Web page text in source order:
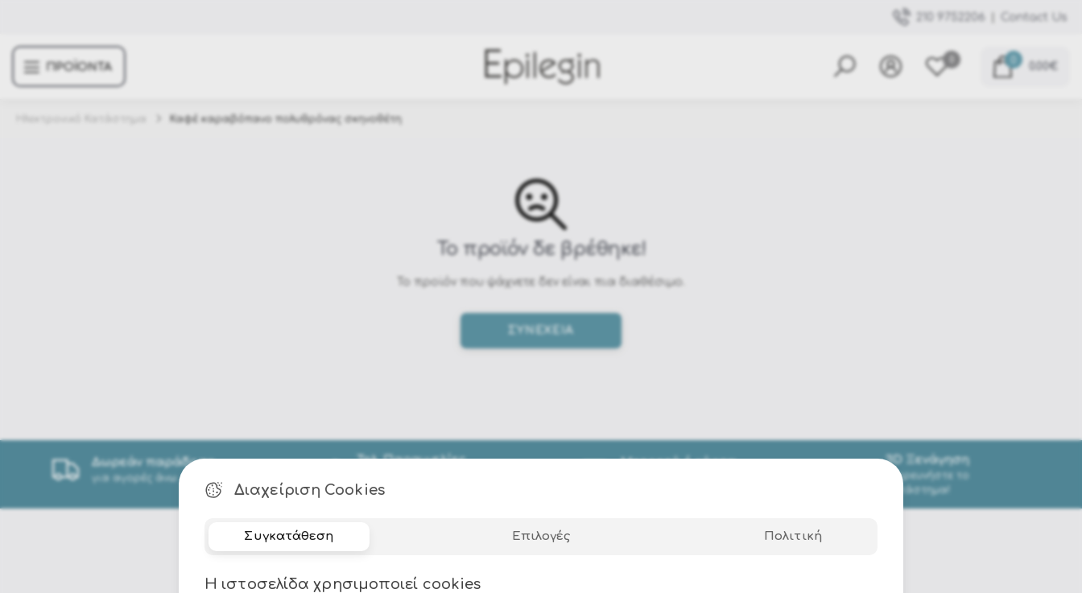
210 9752206 Contact Us
ΠΡΟΪΟΝΤΑ 0.00€
Καφέ καραβόπανο πολυθρόνας σκηνοθέτη
Το προϊόν δε βρέθηκε!
Το προϊόν που ψάχνετε δεν είναι πια διαθέσιμο.
Δωρεάν παράδοση
για αγορές άνω των 49€
Τηλ. Παραγγελίες
9758010
Μετρητά ή κάρτα 3D Ξενάγηση
Εξερευνήστε το
κατάστημα!
Διαχείριση Cookies
Συγκατάθεση Επιλογές Πολιτική
Η ιστοσελίδα χρησιμοποιεί cookies